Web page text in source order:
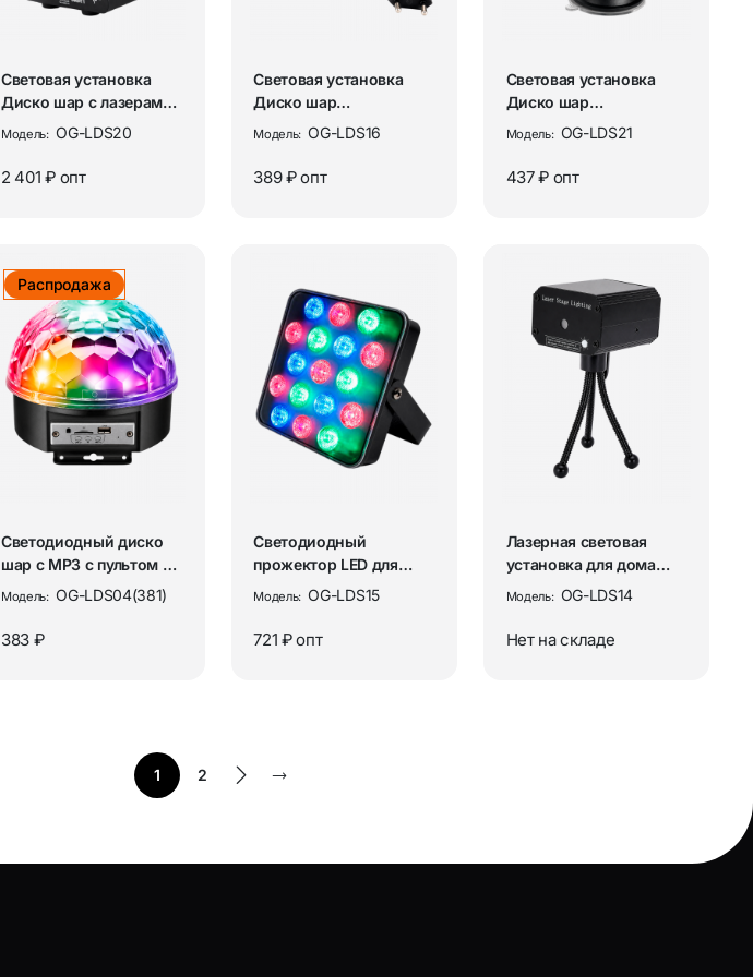
Световая установка
Диско шар с лазерами
Огонёк OG-LDS20
Модель: OG-LDS20
2 401 ₽ опт
Световая установка
Диско шар
светодиодный Огонёк
Модель: OG-LDS16
389 ₽опт
Световая установка
Диско шар
светодиодный Огонёк
Модель: OG-LDS21
437 ₽ опт
Распродажа
Светодиодный диско
шар с MP3 с пультом и
Bluetooth Огонёк OG...
Модель: OG-LDS04(381)
383 ₽
Светодиодный
прожектор LED для
вечеринок.
Модель: OG-LDS15
721 ₽опт
Лазерная световая
установка для дома
Огонёк OG-LDS14
Модель: OG-LDS14
Нет на складе
1 2